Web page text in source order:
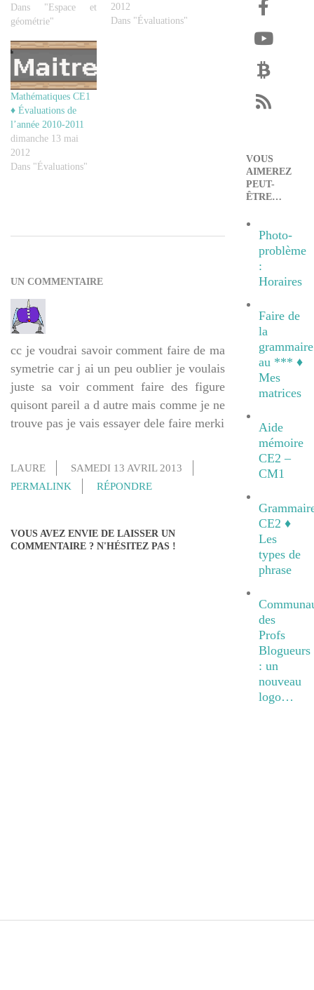
Dans "Espace et
géométrie"
2012
Dans "Évaluations"
Mathématiques CE1
♦ Évaluations de
l’année 2010-2011
dimanche 13 mai
2012
Dans "Évaluations"
08
UN COMMENTAIRE
cc je voudrai savoir comment faire de ma
symetrie car j ai un peu oublier je voulais
juste sa voir comment faire des figure
quisont pareil a d autre mais comme je ne
trouve pas je vais essayer dele faire merki
LAURE
SAMEDI 13 AVRIL 2013
PERMALINK
RÉPONDRE
VOUS AVEZ ENVIE DE LAISSER UN
COMMENTAIRE ? N'HÉSITEZ PAS !
VOUS
AIMEREZ
PEUT-
ÊTRE…
Photo-
problème
:
Horaires
Faire de
la
grammaire
au *** ♦
Mes
matrices
Aide
mémoire
CE2 –
CM1
CE2 ♦
Les
types de
phrase
des
Profs
Blogueurs
: un
nouveau
logo…